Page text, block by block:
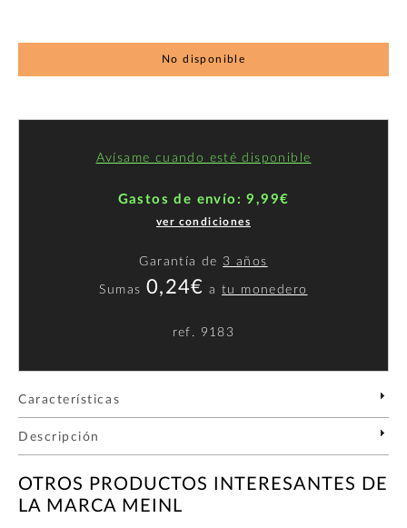
No disponible
Avísame cuando esté disponible
Gastos de envío: 9,99€
ver condiciones
Garantía de 3 años
Sumas 0,24€ atu monedero
ref. 9183
Características
Descripción
OTROS PRODUCTOS INTERESANTES DE
LA MARCA MEINL